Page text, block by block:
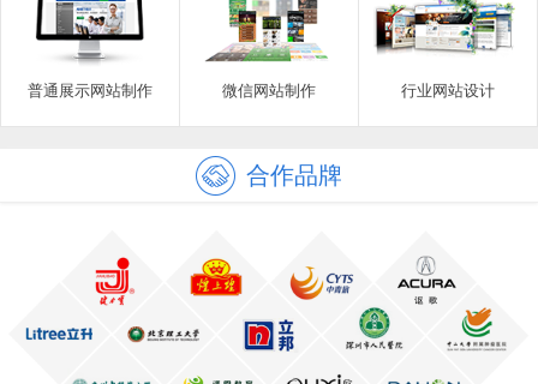
普通展示网站制作 微信网站制作 行业网站设计
合作品牌